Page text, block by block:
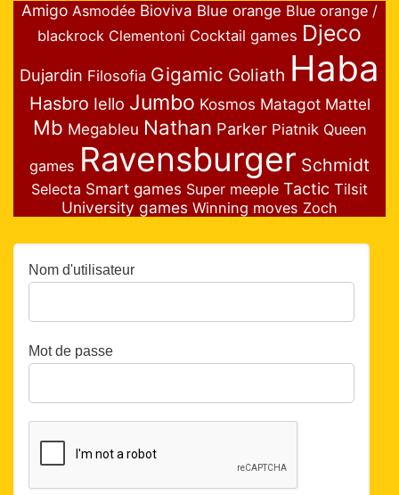
Amigo Asmodée Bioviva Blue orange Blue orange /
blackrock Clementoni Cocktail games Djeco
Dujardin Filosofia Gigamic Goliath Haba
Hasbro Iello Jumbo Kosmos Matagot Mattel
Mb Megableu Nathan Parker Piatnik Queen
games Ravensburger Schmidt
Selecta Smart games Super meeple Tactic Tilsit
University games Winning moves Zoch
Nom d'utilisateur
Mot de passe